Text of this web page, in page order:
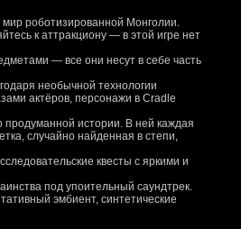
роботизированной Монголии.
к аттракциону — в этой игре нет
— все они несут в себе часть
необычной технологии
актёров, персонажи в Cradle
продуманной истории. В ней каждая
случайно найденная в степи,
квесты с яркими и
под упоительный саундтрек.
эмбиент, синтетические